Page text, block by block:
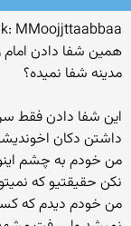
MMoojjttaabbaa:
همین شفا دادن امام
مدینه شفا نمیده؟
این شفا دادن فقط
داشتن دکان
من خودم به چشم
نکن حقیقتیو که
من خودم دیدم که